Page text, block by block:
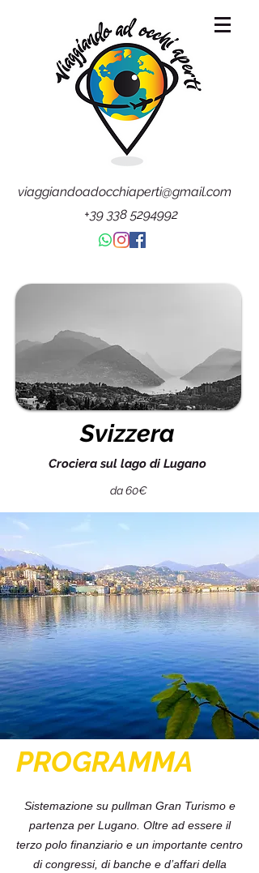
viaggiandoadocchiaperti@gmail.com
+39 338 5294992
Svizzera
Crociera sul lago di Lugano
da 60€
PROGRAMMA
Sistemazione su pullman Gran Turismo e
partenza per Lugano. Oltre ad essere il
terzo polo finanziario e un importante centro
di congressi, di banche e d’affari della